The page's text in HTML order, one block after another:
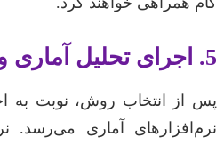
5. اجرای تحلیل آماری و تفسیر نتایج
پس از انتخاب روش، نوبت به
نرم‌افزارهای آماری می‌رسد.